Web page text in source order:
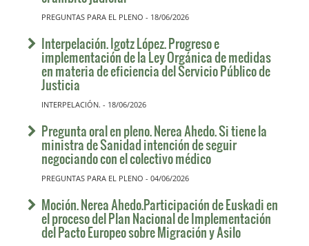
PREGUNTAS PARA EL PLENO - 18/06/2026
Interpelación. Igotz López. Progreso e
implementación de la Ley Orgánica de medidas
en materia de eficiencia del Servicio Público de
Justicia
INTERPELACIÓN. - 18/06/2026
Pregunta oral en pleno. Nerea Ahedo. Si tiene la
ministra de Sanidad intención de seguir
negociando con el colectivo médico
PREGUNTAS PARA EL PLENO - 04/06/2026
Moción. Nerea Ahedo.Participación de Euskadi en
el proceso del Plan Nacional de Implementación
del Pacto Europeo sobre Migración y Asilo